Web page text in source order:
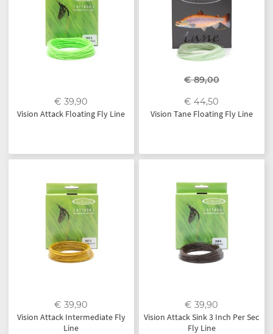
€ 39,90
Vision Attack Floating Fly Line
€ 89,00
€ 44,50
Vision Tane Floating Fly Line
€ 39,90
Vision Attack Intermediate Fly
Line
€ 39,90
Vision Attack Sink 3 Inch Per Sec
Fly Line